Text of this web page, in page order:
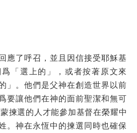
應了呼召，並且因信接受耶穌基
「選上的」，或者按著原文來
」。他們是父神在創造世界以前
要讓他們在神的面前聖潔和無可
揀選的人才能參加基督在榮耀中
。神在永恆中的揀選同時也確保